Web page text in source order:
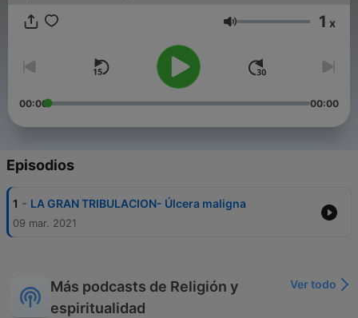
Volumen 1 x
00:00 00:00
Episodios
1 - LA GRAN TRIBULACION- Úlcera maligna
09 mar. 2021
Más podcasts de Religión y
espiritualidad
Ver todo